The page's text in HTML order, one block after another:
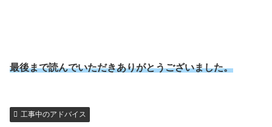
最後まで読んでいただきありがとうございました。
工事中のアドバイス